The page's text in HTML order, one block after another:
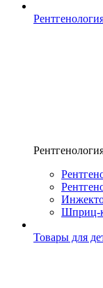
Шприц-
Товары для